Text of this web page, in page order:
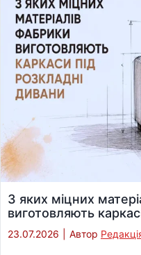
З яких міцних
виготовляють
23.07.2026 Автор